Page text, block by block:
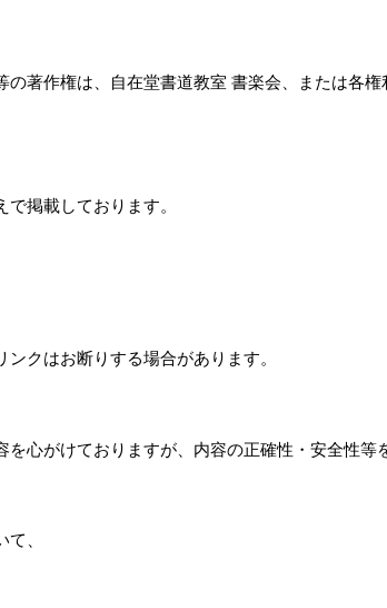
著作権は、自在堂書道教室 書楽会、または各権
掲載しております。
クはお断りする場合があります。
心がけておりますが、内容の正確性・安全性等
、